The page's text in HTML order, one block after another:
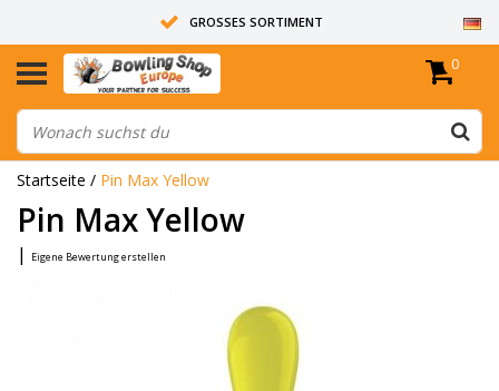
GROSSES SORTIMENT
14 TAGE RÜCKGABERECHT
ALLE BOWLINGKUGELN SIND UNGEBOHRT
0
Startseite / Pin Max Yellow
Pin Max Yellow
| Eigene Bewertung erstellen